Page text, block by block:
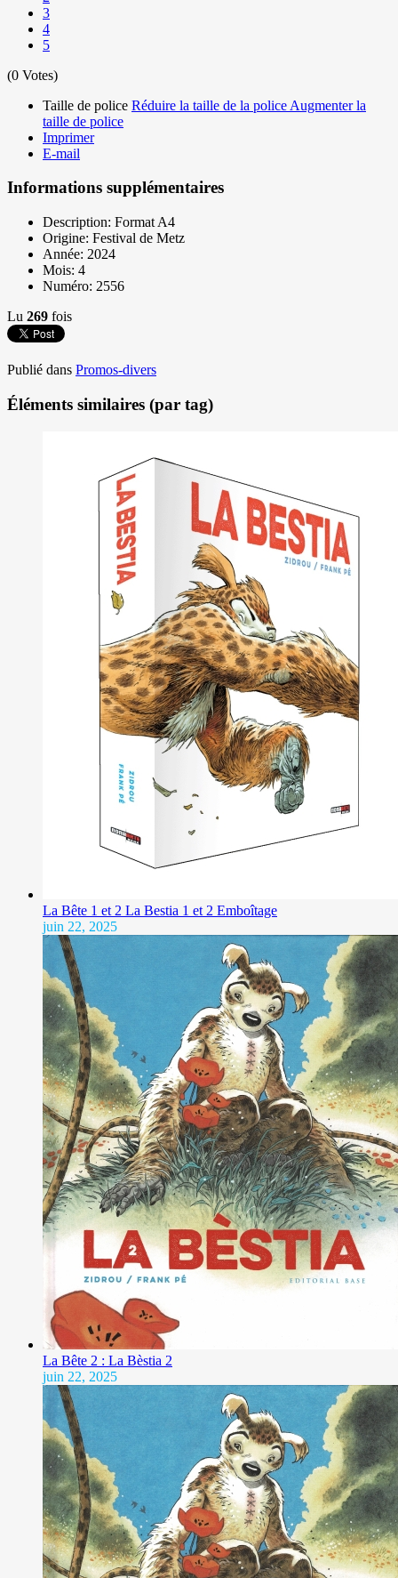
3
4
5
(0 Votes)
Taille de police Réduire la taille de la police Augmenter la
taille de police
Imprimer
E-mail
Informations supplémentaires
Description: Format A4
Origine: Festival de Metz
Année: 2024
Mois: 4
Numéro: 2556
Lu 269 fois
Publié dans Promos-divers
Éléments similaires (par tag)
La Bête 1 et 2 La Bestia 1 et 2 Emboîtage
juin 22, 2025
La Bête 2 : La Bèstia 2
juin 22, 2025